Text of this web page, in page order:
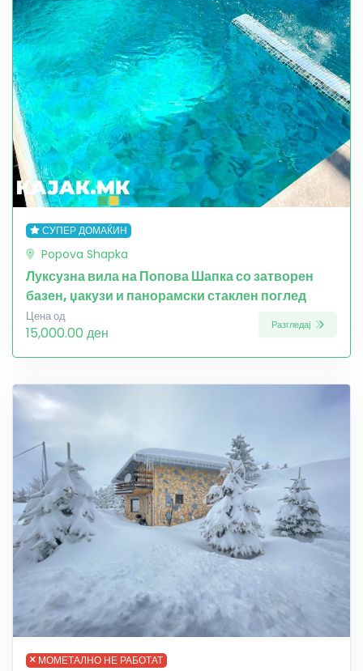
СУПЕР ДОМАЌИН
Popova Shapka
Луксузна вила на Попова Шапка со затворен
базен, џакузи и панорамски стаклен поглед
Цена од
15,000.00 ден Разгледај
МОМЕТАЛНО НЕ РАБОТАТ